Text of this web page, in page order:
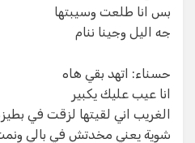
بس انا طلعت وسيبتها
جه اليل وجينا ننام
حسناء: اتهد بقي هاه
انا عيب عليك يكبير
الغريب اني لقيتها لزقت في
شوية يعني مخدتش في بالي